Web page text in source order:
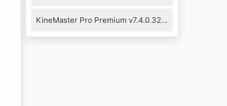
KineMaster Pro Premium v7.4.0.32290.GP Mod Apk (No Watermark)